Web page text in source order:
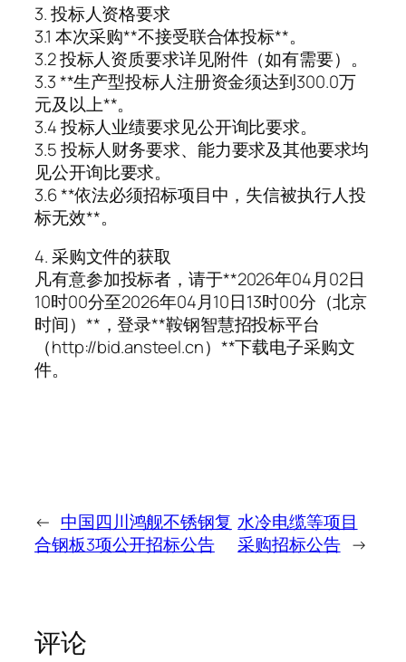
3. 投标人资格要求
3.1 本次采购**不接受联合体投标**。
3.2 投标人资质要求详见附件（如有需要）。
3.3 **生产型投标人注册资金须达到300.0万
元及以上**。
3.4 投标人业绩要求见公开询比要求。
3.5 投标人财务要求、能力要求及其他要求均
见公开询比要求。
3.6 **依法必须招标项目中，失信被执行人投
标无效**。
4. 采购文件的获取
凡有意参加投标者，请于**2026年04月02日
10时00分至2026年04月10日13时00分（北京
时间）**，登录**鞍钢智慧招投标平台
（http://bid.ansteel.cn）**下载电子采购文
件。
← 中国四川鸿舰不锈钢复
合钢板3项公开招标公告
水冷电缆等项目
采购招标公告 →
评论